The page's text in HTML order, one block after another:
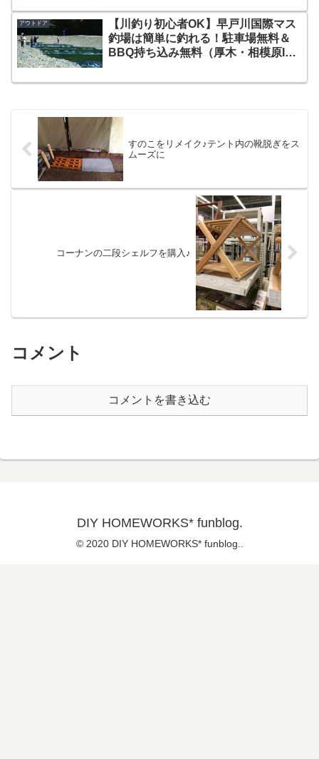
アウトドア
【川釣り初心者OK】早戸川国際マス
釣場は簡単に釣れる！駐車場無料＆
BBQ持ち込み無料（厚木・相模原IC
すのこをリメイク♪テント内の靴脱ぎをス
ムーズに
コーナンの二段シェルフを購入♪
コメント
コメントを書き込む
DIY HOMEWORKS* funblog.
© 2020 DIY HOMEWORKS* funblog..